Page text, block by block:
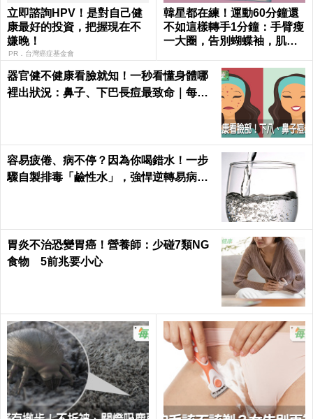
立即諮詢HPV！是對自己健
康最好的投資，把握現在不
嫌晚！
PR．台灣癌症基金會
韓星都在練！運動60分鐘還
不如這樣轉手1分鐘：手臂瘦
一大圈，告別蝴蝶袖，肌肉
器官健不健康看臉就知！一秒看懂身體哪
裡出狀況：鼻子、下巴長痘最致命｜每日
容易疲倦、病不停？因為你喝錯水！一步
驟自製排毒「鹼性水」，強悍逆轉易病、
胃炎不治恐變胃癌！營養師：少碰7類NG
食物 5前兆要小心